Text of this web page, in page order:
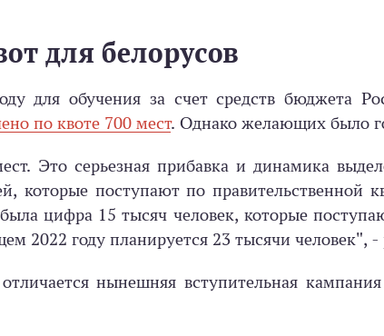
для белорусов
для обучения за счет средств бюджета
по квоте 700 мест. Однако желающих было
Это серьезная прибавка и динамика
которые поступают по правительственной
цифра 15 тысяч человек, которые
2022 году планируется 23 тысячи человек", -
нынешняя вступительная